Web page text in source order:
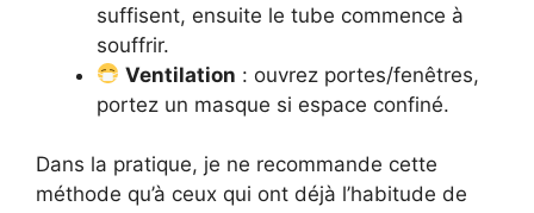
suffisent, ensuite le tube commence à
souffrir.
Ventilation : ouvrez portes/fenêtres,
portez un masque si espace confiné.
Dans la pratique, je ne recommande cette
méthode qu’à ceux qui ont déjà l’habitude de